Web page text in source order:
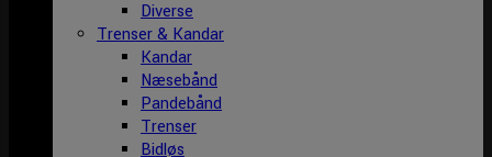
Diverse
Trenser & Kandar
Kandar
Næsebånd
Pandebånd
Trenser
Bidløs